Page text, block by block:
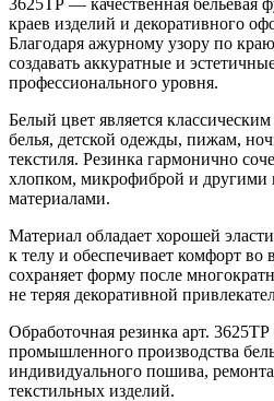
краев изделий и декоративного
Благодаря ажурному узору по
создавать аккуратные и
профессионального уровня.
Белый цвет является
белья, детской одежды, пижам,
текстиля. Резинка гармонично
хлопком, микрофиброй и другими
материалами.
Материал обладает хорошей
к телу и обеспечивает комфорт во
сохраняет форму после
не теряя декоративной
Обработочная резинка арт.
промышленного производства
индивидуального пошива,
текстильных изделий.